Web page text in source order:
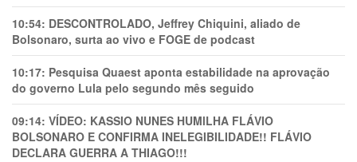
10:54: DESCONTROLADO, Jeffrey Chiquini, aliado de
Bolsonaro, surta ao vivo e FOGE de podcast
10:17: Pesquisa Quaest aponta estabilidade na aprovação
do governo Lula pelo segundo mês seguido
09:14: VÍDEO: KASSIO NUNES HUMlLHA FLÁVIO
BOLSONARO E CONFIRMA INELEGIBILIDADE!! FLÁVIO
DECLARA GUERRA A THIAGO!!!